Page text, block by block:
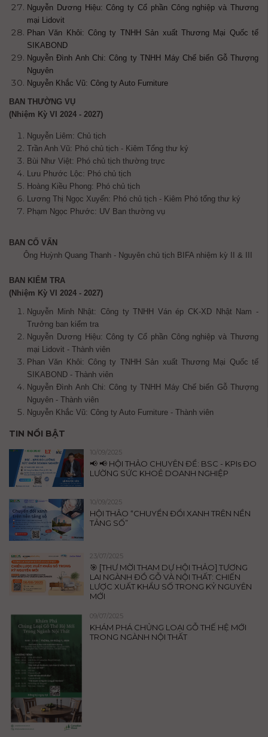
Nguyễn Dương Hiệu: Công ty Cổ phần Công nghiệp và Thương
mại Lidovit
Phan Văn Khôi: Công ty TNHH Sản xuất Thương Mại Quốc tế
SIKABOND
Nguyễn Đình Anh Chi: Công ty TNHH Máy Chế biến Gỗ Thượng
Nguyên
Nguyễn Khắc Vũ: Công ty Auto Furniture
BAN THƯỜNG VỤ
(Nhiệm Kỳ VI 2024 - 2027)
Nguyễn Liêm: Chủ tịch
Trần Anh Vũ: Phó chủ tịch - Kiêm Tổng thư ký
Bùi Như Việt: Phó chủ tịch thường trực
Lưu Phước Lộc: Phó chủ tịch
Hoàng Kiều Phong: Phó chủ tịch
Lương Thị Ngọc Xuyến: Phó chủ tịch - Kiêm Phó tổng thư ký
Phạm Ngọc Phước: UV Ban thường vụ
BAN CỐ VẤN
Ông Huỳnh Quang Thanh - Nguyên chủ tịch BIFA nhiệm kỳ II & III
BAN KIỂM TRA
(Nhiệm Kỳ VI 2024 - 2027)
Nguyễn Minh Nhật: Công ty TNHH Ván ép CK-XD Nhật Nam -
Trưởng ban kiểm tra
Nguyễn Dương Hiệu: Công ty Cổ phần Công nghiệp và Thương
mại Lidovit - Thành viên
Phan Văn Khôi: Công ty TNHH Sản xuất Thương Mại Quốc tế
SIKABOND - Thành viên
Nguyễn Đình Anh Chi: Công ty TNHH Máy Chế biến Gỗ Thượng
Nguyên - Thành viên
Nguyễn Khắc Vũ: Công ty Auto Furniture - Thành viên
TIN NỔI BẬT
10/09/2025
📢 📢 HỘI THẢO CHUYÊN ĐỀ: BSC - KPIs ĐO
LƯỜNG SỨC KHOẺ DOANH NGHIỆP
10/09/2025
HỘI THẢO “CHUYỂN ĐỔI XANH TRÊN NỀN
TẢNG SỐ”
23/07/2025
🎯 [THƯ MỜI THAM DỰ HỘI THẢO] TƯƠNG
LAI NGÀNH ĐỒ GỖ VÀ NỘI THẤT: CHIẾN
LƯỢC XUẤT KHẨU SỐ TRONG KỶ NGUYÊN
MỚI
09/07/2025
KHÁM PHÁ CHỦNG LOẠI GỖ THẾ HỆ MỚI
TRONG NGÀNH NỘI THẤT